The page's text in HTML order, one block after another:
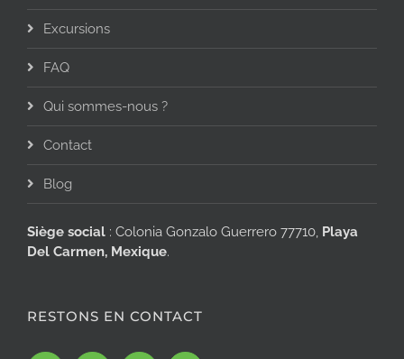
Excursions
FAQ
Qui sommes-nous ?
Contact
Blog
Siège social : Colonia Gonzalo Guerrero 77710, Playa
Del Carmen, Mexique.
RESTONS EN CONTACT